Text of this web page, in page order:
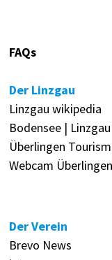
FAQs
Der Linzgau
Linzgau wikipedia
Bodensee |
Überlingen
Webcam Überlingen
Der Verein
Brevo News